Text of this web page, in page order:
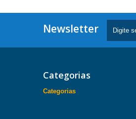
Newsletter
Categorias
Categorias